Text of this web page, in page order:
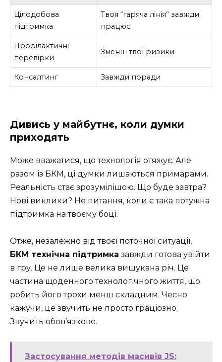
Цілодобова
підтримка
Твоя “гаряча лінія” завжди
працює
Профілактичні
перевірки
Зменш твої ризики
Консалтинг Завжди поради
Дивись у майбутнє, коли думки
приходять
Може вважатися, що технологія отяжує. Але
разом із БКМ, ці думки лишаються примарами.
Реальність стає зрозумілішою. Що буде завтра?
Нові виклики? Не питання, коли є така потужна
підтримка на твоєму боці.
Отже, незалежно від твоєї поточної ситуації,
БКМ технічна підтримка завжди готова увійти
в гру. Це не лише велика вишукана річ. Це
частина щоденного технологічного життя, що
робить його трохи менш складним. Чесно
кажучи, це звучить не просто граціозно.
Звучить обов’язкове.
Застосування методів масивів JS: